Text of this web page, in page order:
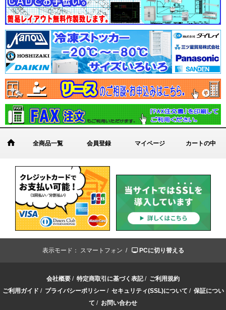
全商品一覧 会員登録 マイページ カートの中
表示モード： スマートフォン / PCに切り替える
会社概要 / 特定商取引に基づく表記/ ご利用規約
ご利用ガイド / プライバシーポリシー/ セキュリティ(SSL)について / 保証につい
て / お問い合わせ